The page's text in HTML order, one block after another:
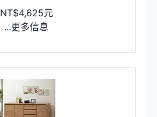
NT$4,625元
...更多信息